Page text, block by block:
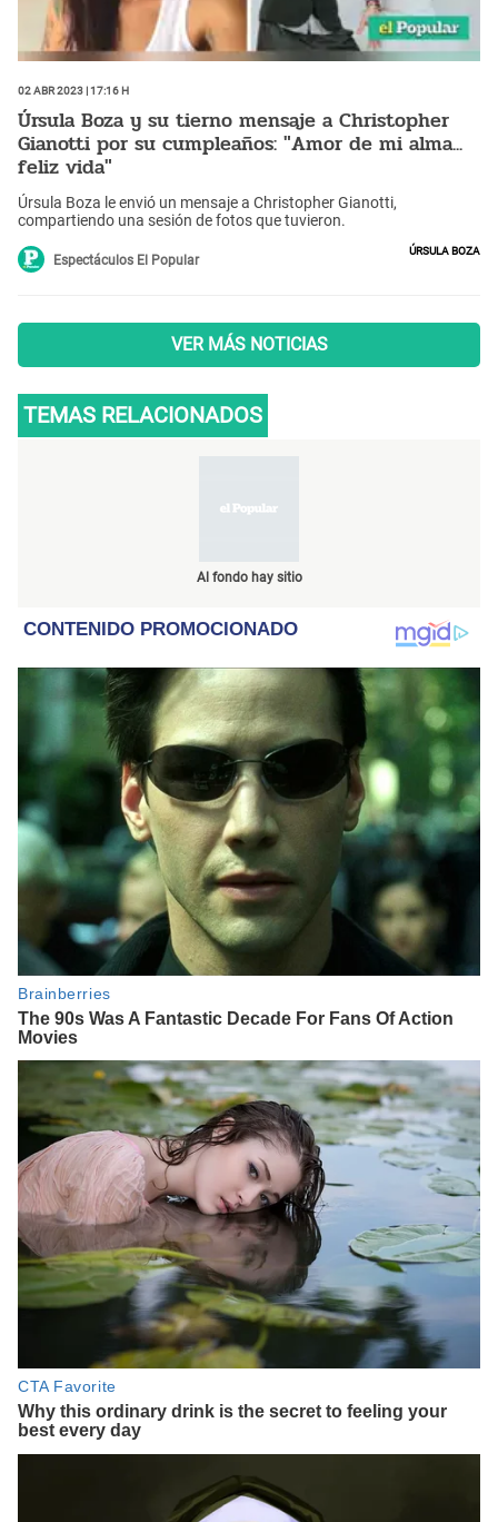
02 Abr 2023 | 17:16 h
Úrsula Boza y su tierno mensaje a Christopher
Gianotti por su cumpleaños: "Amor de mi alma...
feliz vida"
Úrsula Boza le envió un mensaje a Christopher Gianotti,
compartiendo una sesión de fotos que tuvieron.
Espectáculos El Popular
Úrsula Boza
VER MÁS NOTICIAS
TEMAS RELACIONADOS
Al fondo hay sitio